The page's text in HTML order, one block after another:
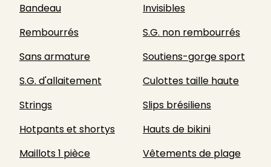
Bandeau
Invisibles
Rembourrés
S.G. non rembourrés
Sans armature
Soutiens-gorge sport
S.G. d'allaitement
Culottes taille haute
Strings
Slips brésiliens
Hotpants et shortys
Hauts de bikini
Maillots 1 pièce
Vêtements de plage